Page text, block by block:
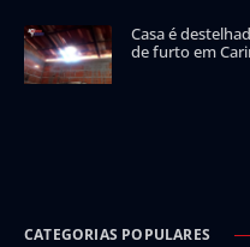
Casa é
de furto em
CATEGORIAS POPULARES